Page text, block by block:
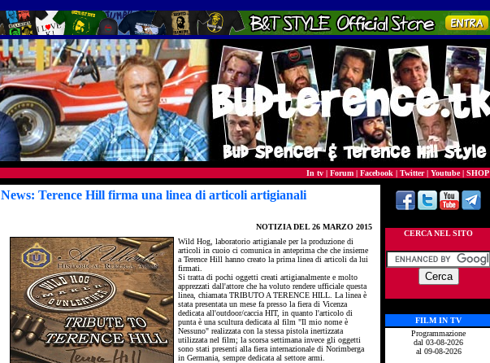
In tv | Forum | Facebook | Twitter| Youtube| SHOP
News: Terence Hill firma una linea di articoli artigianali
NOTIZIA DEL26 MARZO 2015
Wild Hog, laboratorio artigianale per la produzione di
articoli in cuoio ci comunica in anteprima che che insieme
a Terence Hill hanno creato la prima linea di articoli da lui
firmati.
Si tratta di pochi oggetti creati artigianalmente e molto
apprezzati dall'attore che ha voluto rendere ufficiale questa
linea, chiamata TRIBUTO A TERENCE HILL. La linea è
stata presentata un mese fa presso la fiera di Vicenza
dedicata all'outdoor/caccia HIT, in quanto l'articolo di
punta è una scultura dedicata al film "Il mio nome è
Nessuno" realizzata con la stessa pistola inertizzata
utilizzata nel film; la scorsa settimana invece gli oggetti
sono stati presenti alla fiera internazionale di Norimberga
in Germania, sempre dedicata al settore armi.
CERCA NEL SITO
FILM IN TV
Programmazione
dal 03-08-2026
al 09-08-2026